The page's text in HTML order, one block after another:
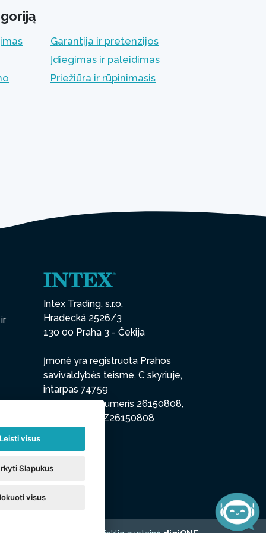
Garantija ir pretenzijos
Įdiegimas ir paleidimas
Priežiūra ir rūpinimasis
Intex Trading, s.r.o.
Hradecká 2526/3
130 00 Praha 3 - Čekija
Įmonė yra registruota Prahos
savivaldybės teisme, C skyriuje,
intarpas 74759
regsitracijos numeris 26150808,
PVM kodas CZ26150808
Leisti visus
Slapukus
visus